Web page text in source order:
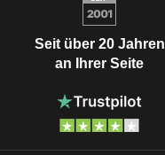
Seit über 20 Jahren
an Ihrer Seite